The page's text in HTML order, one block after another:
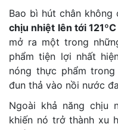
Bao bì hút chân
chịu nhiệt lên tới
mở ra một trong
phẩm tiện lợi nhất
nóng thực phẩm
đun thả vào nồi nước
Ngoài khả năng chịu
khiến nó trở thành xu